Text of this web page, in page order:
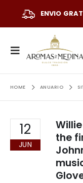
ENVIO
HOME ANUARIO
12
JUN
the